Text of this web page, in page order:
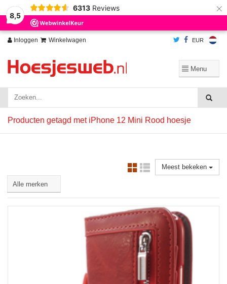
8,5
6313 Reviews ×
Inloggen Winkelwagen EUR
Producten getagd met iPhone 12 Mini Rood hoesje
Meest bekeken
Wij slaan cookies op om onze website te verbeteren. Is dat akkoord?
Ja
Nee